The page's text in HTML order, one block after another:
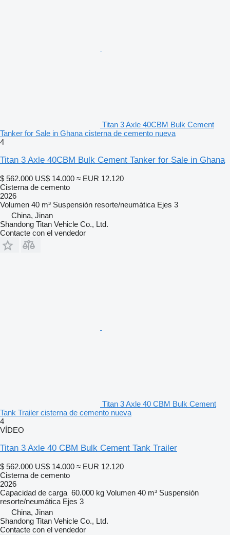
Titan 3 Axle 40CBM Bulk Cement
Tanker for Sale in Ghana cisterna de cemento nueva
4
Titan 3 Axle 40CBM Bulk Cement Tanker for Sale in Ghana
$ 562.000 US$ 14.000 ≈ EUR 12.120
Cisterna de cemento
2026
Volumen 40 m³ Suspensión resorte/neumática Ejes 3
China, Jinan
Shandong Titan Vehicle Co., Ltd.
Contacte con el vendedor
Titan 3 Axle 40 CBM Bulk Cement
Tank Trailer cisterna de cemento nueva
4
VÍDEO
Titan 3 Axle 40 CBM Bulk Cement Tank Trailer
$ 562.000 US$ 14.000 ≈ EUR 12.120
Cisterna de cemento
2026
Capacidad de carga 60.000 kg Volumen 40 m³ Suspensión
resorte/neumática Ejes 3
China, Jinan
Shandong Titan Vehicle Co., Ltd.
Contacte con el vendedor